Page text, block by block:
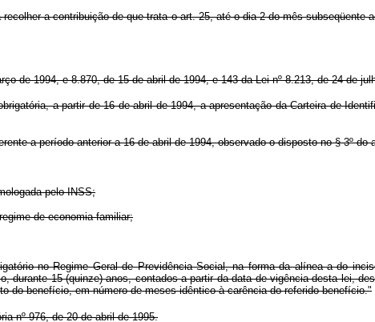
a contribuição de que trata o art. 25, até o dia 2 do mês subseqüente
de 1994, e 8.870, de 15 de abril de 1994, e 143 da Lei nº 8.213, de 24 de
a partir de 16 de abril de 1994, a apresentação da Carteira de
a período anterior a 16 de abril de 1994, observado o disposto no § 3º
pelo INSS;
de economia familiar;
no Regime Geral de Previdência Social, na forma da alínea a do
durante 15 (quinze) anos, contados a partir da data de vigência desta lei,
do benefício, em número de meses idêntico à carência do referido benefício."
nº 976, de 20 de abril de 1995.